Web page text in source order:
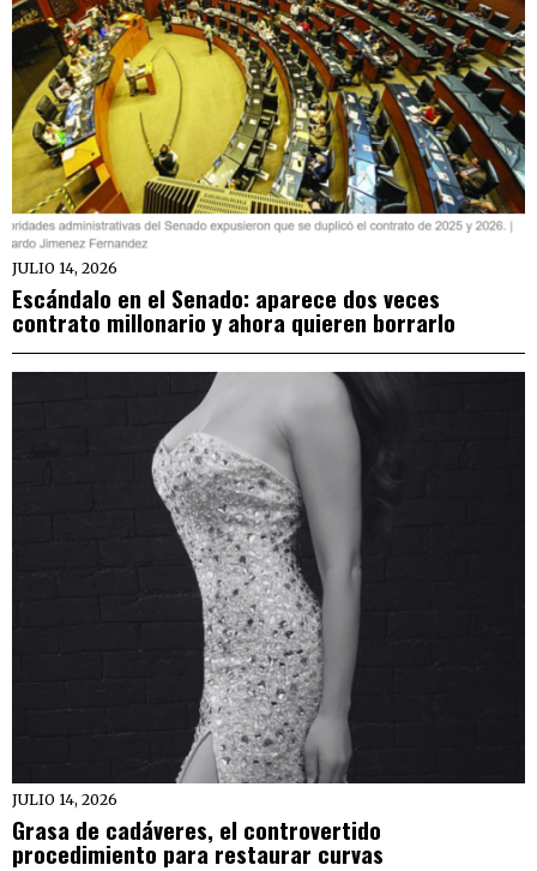
JULIO 14, 2026
Escándalo en el Senado: aparece dos veces
contrato millonario y ahora quieren borrarlo
JULIO 14, 2026
Grasa de cadáveres, el controvertido
procedimiento para restaurar curvas